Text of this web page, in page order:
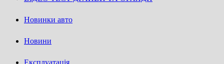
Новинки авто
Новини
Експлуатація